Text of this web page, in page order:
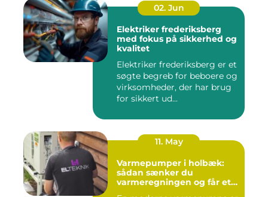
02. Jun
Elektriker frederiksberg
med fokus på sikkerhed og
kvalitet
Elektriker frederiksberg er et
søgte begreb for beboere og
virksomheder, der har brug
for sikkert ud...
11. May
Varmepumper i holbæk:
sådan sænker du
varmeregningen og får et